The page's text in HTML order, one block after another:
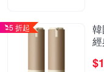
5 折起